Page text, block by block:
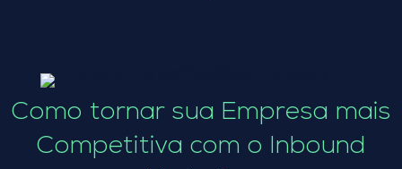
Como tornar sua Empresa mais
Competitiva com o Inbound